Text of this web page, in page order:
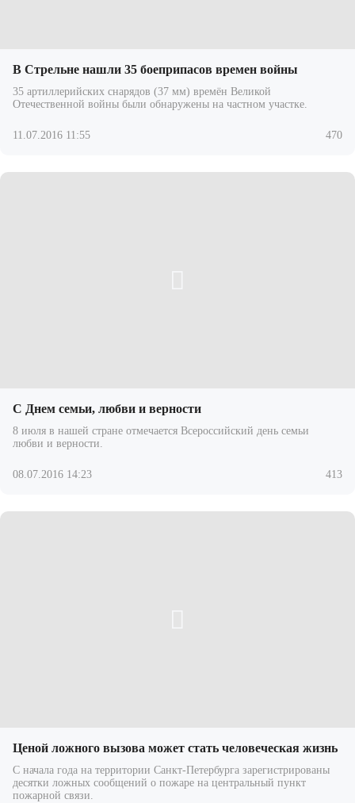
В Стрельне нашли 35 боеприпасов времен войны
35 артиллерийских снарядов (37 мм) времён Великой
Отечественной войны были обнаружены на частном участке.
11.07.2016 11:55 470
С Днем семьи, любви и верности
8 июля в нашей стране отмечается Всероссийский день семьи
любви и верности.
08.07.2016 14:23 413
Ценой ложного вызова может стать человеческая жизнь
С начала года на территории Санкт-Петербурга зарегистрированы
десятки ложных сообщений о пожаре на центральный пункт
пожарной связи.